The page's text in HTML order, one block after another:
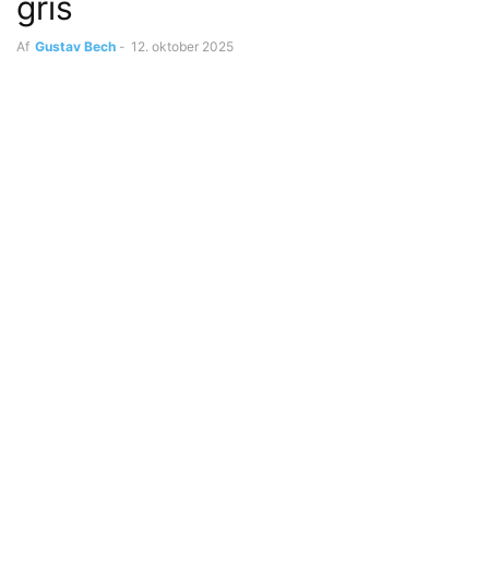
Af Gustav Bech - 12. oktober 2025